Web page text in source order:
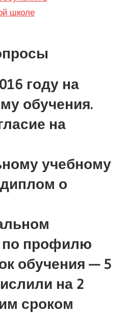
школе
году на
обучения.
на
учебному
о
по профилю
обучения — 5
на 2
сроком